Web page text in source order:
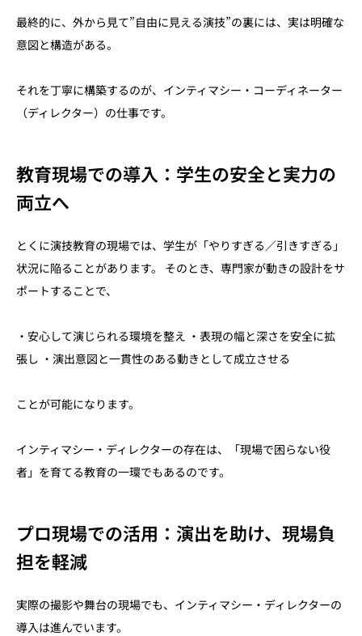
最終的に、外から見て”自由に見える演技”の裏には、実は明確な
意図と構造がある。
それを丁寧に構築するのが、インティマシー・コーディネーター
（ディレクター）の仕事です。
教育現場での導入：学生の安全と実力の
両立へ
とくに演技教育の現場では、学生が「やりすぎる／引きすぎる」
状況に陥ることがあります。 そのとき、専門家が動きの設計をサ
ポートすることで、
・安心して演じられる環境を整え ・表現の幅と深さを安全に拡
張し ・演出意図と一貫性のある動きとして成立させる
ことが可能になります。
インティマシー・ディレクターの存在は、「現場で困らない役
者」を育てる教育の一環でもあるのです。
プロ現場での活用：演出を助け、現場負
担を軽減
実際の撮影や舞台の現場でも、インティマシー・ディレクターの
導入は進んでいます。